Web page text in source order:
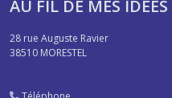
AU FIL DE MES
28 rue Auguste Ravier
38510 MORESTEL